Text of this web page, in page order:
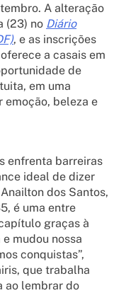
A alteração
(23) no Diário
, e as inscrições
a casais em
de
em uma
beleza e
enfrenta barreiras
ideal de dizer
dos Santos,
é uma entre
graças à
mudou nossa
conquistas”,
que trabalha
ao lembrar do